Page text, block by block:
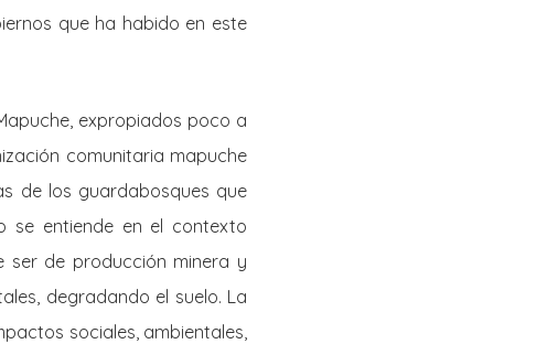
que ha habido en este
expropiados poco a
comunitaria mapuche
de los guardabosques que
se entiende en el contexto
ser de producción minera y
degradando el suelo. La
sociales, ambientales,